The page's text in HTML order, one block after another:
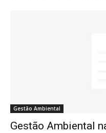
Gestão Ambiental
Gestão Ambiental